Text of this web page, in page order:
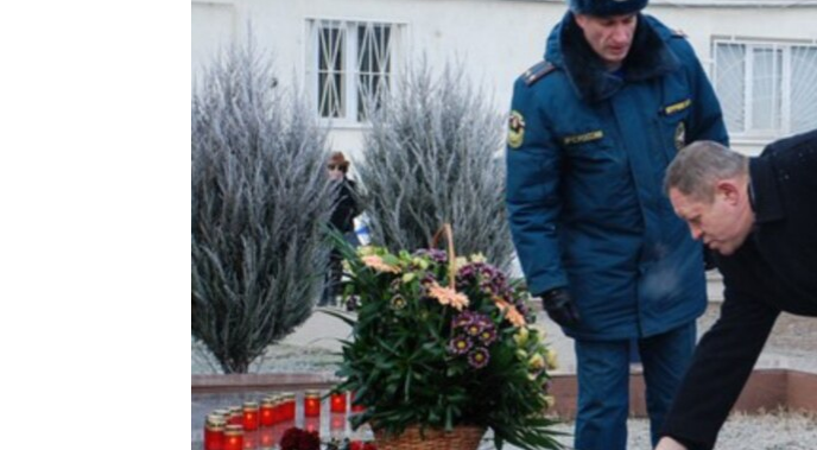
УКРАИНСКАЯ ПРОБЛЕМА КРЫМА